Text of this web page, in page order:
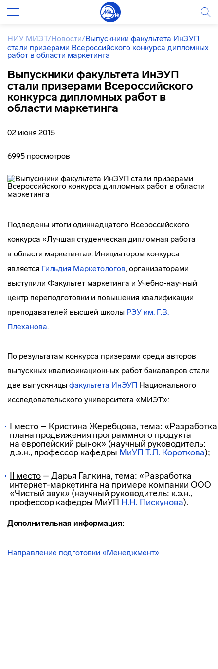
НИУ МИЭТ/Новости/Выпускники факультета ИнЭУП
стали призерами Всероссийского конкурса дипломных
работ в области маркетинга
Выпускники факультета ИнЭУП
стали призерами Всероссийского
конкурса дипломных работ в
области маркетинга
02 июня 2015
6995 просмотров
Подведены итоги одиннадцатого Всероссийского
конкурса «Лучшая студенческая дипломная работа
в области маркетинга». Инициатором конкурса
является Гильдия Маркетологов, организаторами
выступили Факультет маркетинга и Учебно-научный
центр переподготовки и повышения квалификации
преподавателей высшей школы РЭУ им. Г.В.
Плеханова.
По результатам конкурса призерами среди авторов
выпускных квалификационных работ бакалавров стали
две выпускницы факультета ИнЭУП Национального
исследовательского университета «МИЭТ»:
I место – Кристина Жеребцова, тема: «Разработка
плана продвижения программного продукта
на европейский рынок» (научный руководитель:
д.э.н., профессор кафедры МиУП Т.Л. Короткова);
II место – Дарья Галкина, тема: «Разработка
интернет-маркетинга на примере компании ООО
«Чистый звук» (научный руководитель: к.э.н.,
профессор кафедры МиУП Н.Н. Пискунова).
Дополнительная информация:
Направление подготовки «Менеджмент»